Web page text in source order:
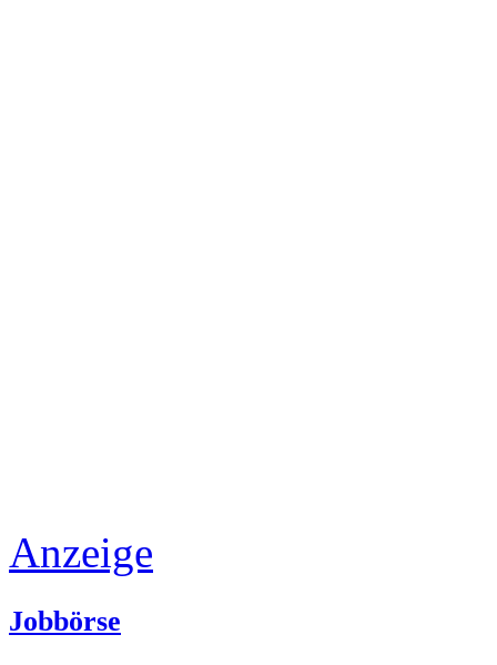
Anzeige
Jobbörse